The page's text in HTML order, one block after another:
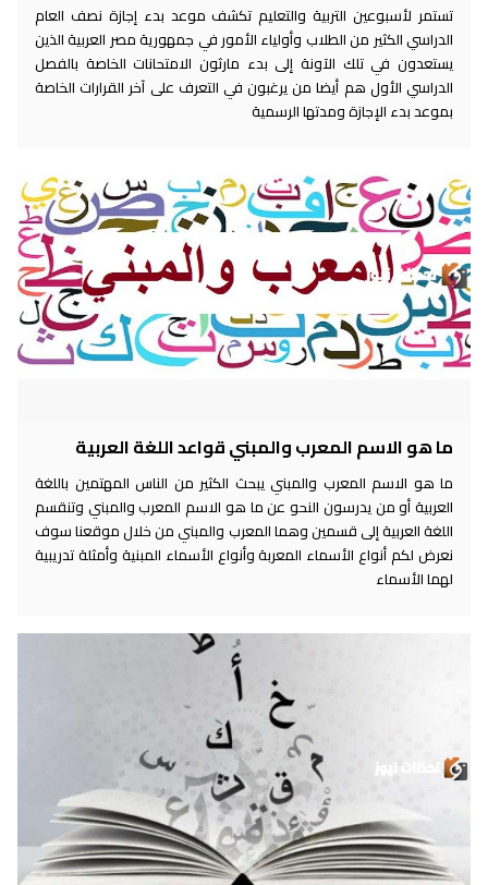
تستمر لأسبوعين التربية والتعليم تكشف موعد بدء إجازة نصف العام
الدراسي الكثير من الطلاب وأولياء الأمور في جمهورية مصر العربية الذين
يستعدون في تلك الآونة إلى بدء مارثون الامتحانات الخاصة بالفصل
الدراسي الأول هم أيضا من يرغبون في التعرف على آخر القرارات الخاصة
بموعد بدء الإجازة ومدتها الرسمية
ما هو الاسم المعرب والمبني قواعد اللغة العربية
ما هو الاسم المعرب والمبني يبحث الكثير من الناس المهتمين باللغة
العربية أو من يدرسون النحو عن ما هو الاسم المعرب والمبني وتنقسم
اللغة العربية إلى قسمين وهما المعرب والمبني من خلال موقعنا سوف
نعرض لكم أنواع الأسماء المعربة وأنواع الأسماء المبنية وأمثلة تدريبية
لهما الأسماء